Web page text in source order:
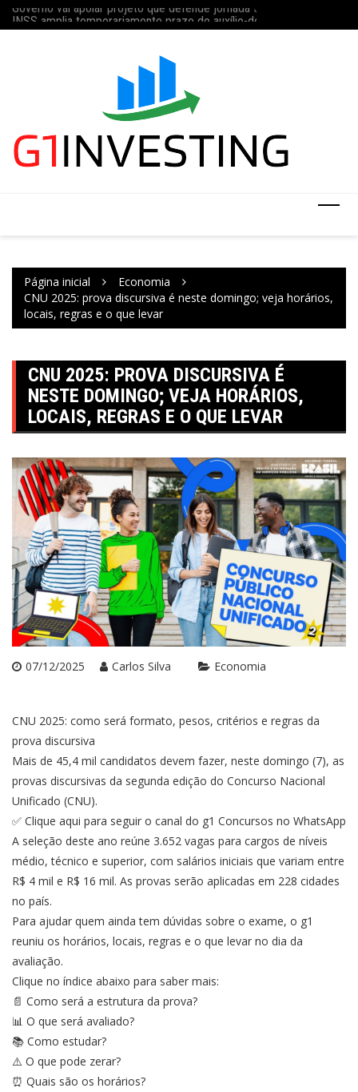
para
INSS amplia temporariamente prazo de auxílio-doença sem perícia;
Página inicial
Economia
CNU 2025: prova discursiva é neste domingo; veja horários,
locais, regras e o que levar
CNU 2025: PROVA DISCURSIVA É
NESTE DOMINGO; VEJA HORÁRIOS,
LOCAIS, REGRAS E O QUE LEVAR
07/12/2025 Carlos Silva Economia
CNU 2025: como será formato, pesos, critérios e regras da
prova discursiva
Mais de 45,4 mil candidatos devem fazer, neste domingo (7), as
provas discursivas da segunda edição do Concurso Nacional
Unificado (CNU).
✅ Clique aqui para seguir o canal do g1 Concursos no WhatsApp
A seleção deste ano reúne 3.652 vagas para cargos de níveis
médio, técnico e superior, com salários iniciais que variam entre
R$ 4 mil e R$ 16 mil. As provas serão aplicadas em 228 cidades
no país.
Para ajudar quem ainda tem dúvidas sobre o exame, o g1
reuniu os horários, locais, regras e o que levar no dia da
avaliação.
Clique no índice abaixo para saber mais:
📄 Como será a estrutura da prova?
📊 O que será avaliado?
📚 Como estudar?
⚠️ O que pode zerar?
⏰ Quais são os horários?